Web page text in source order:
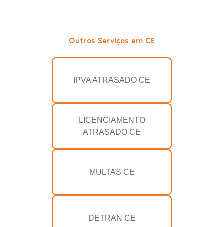
Outros Serviços em CE
IPVA ATRASADO CE
LICENCIAMENTO
ATRASADO CE
MULTAS CE
DETRAN CE